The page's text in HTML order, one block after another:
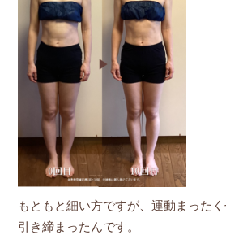
もともと細い方ですが、運動まった
引き締まったんです。